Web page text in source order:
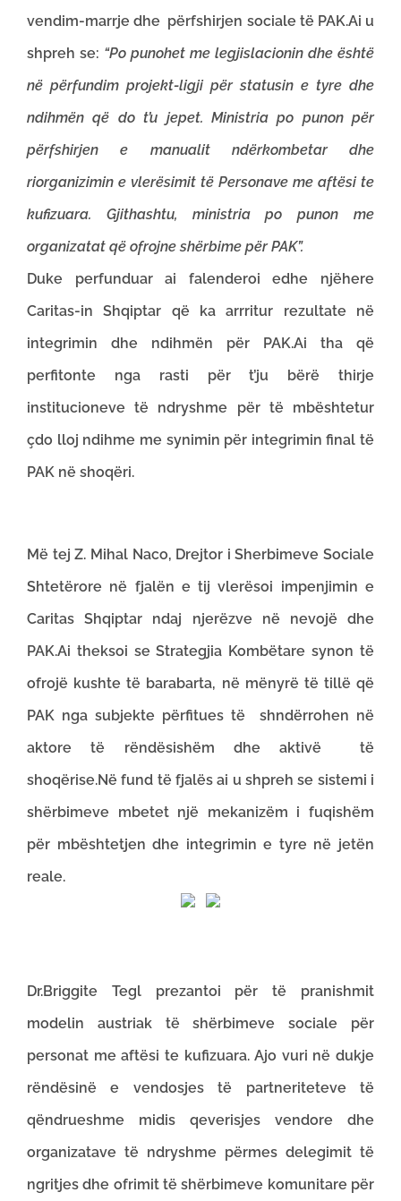
vendim-marrje dhe përfshirjen sociale të PAK.Ai u
shpreh se: “Po punohet me legjislacionin dhe është
në përfundim projekt-ligji për statusin e tyre dhe
ndihmën që do t’u jepet. Ministria po punon për
përfshirjen e manualit ndërkombetar dhe
riorganizimin e vlerësimit të Personave me aftësi te
kufizuara. Gjithashtu, ministria po punon me
organizatat që ofrojne shërbime për PAK”.
Duke perfunduar ai falenderoi edhe njëhere
Caritas-in Shqiptar që ka arrritur rezultate në
integrimin dhe ndihmën për PAK.Ai tha që
perfitonte nga rasti për t’ju bërë thirje
institucioneve të ndryshme për të mbështetur
çdo lloj ndihme me synimin për integrimin final të
PAK në shoqëri.
Më tej Z. Mihal Naco, Drejtor i Sherbimeve Sociale
Shtetërore në fjalën e tij vlerësoi impenjimin e
Caritas Shqiptar ndaj njerëzve në nevojë dhe
PAK.Ai theksoi se Strategjia Kombëtare synon të
ofrojë kushte të barabarta, në mënyrë të tillë që
PAK nga subjekte përfitues të shndërrohen në
aktore të rëndësishëm dhe aktivë të
shoqërise.Në fund të fjalës ai u shpreh se sistemi i
shërbimeve mbetet një mekanizëm i fuqishëm
për mbështetjen dhe integrimin e tyre në jetën
reale.
Dr.Briggite Tegl prezantoi për të pranishmit
modelin austriak të shërbimeve sociale për
personat me aftësi te kufizuara. Ajo vuri në dukje
rëndësinë e vendosjes të partneriteteve të
qëndrueshme midis qeverisjes vendore dhe
organizatave të ndryshme përmes delegimit të
ngritjes dhe ofrimit të shërbimeve komunitare për